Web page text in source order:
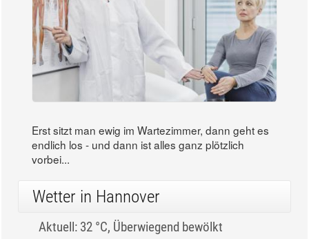
Erst sitzt man ewig im Wartezimmer, dann geht es
endlich los - und dann ist alles ganz plötzlich
vorbei...
Wetter in Hannover
Aktuell: 32 °C, Überwiegend bewölkt